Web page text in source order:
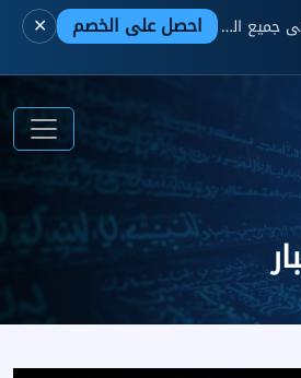
خصم 25% على جميع الباقات — لفترة محدودة
احصل على الخصم ✕